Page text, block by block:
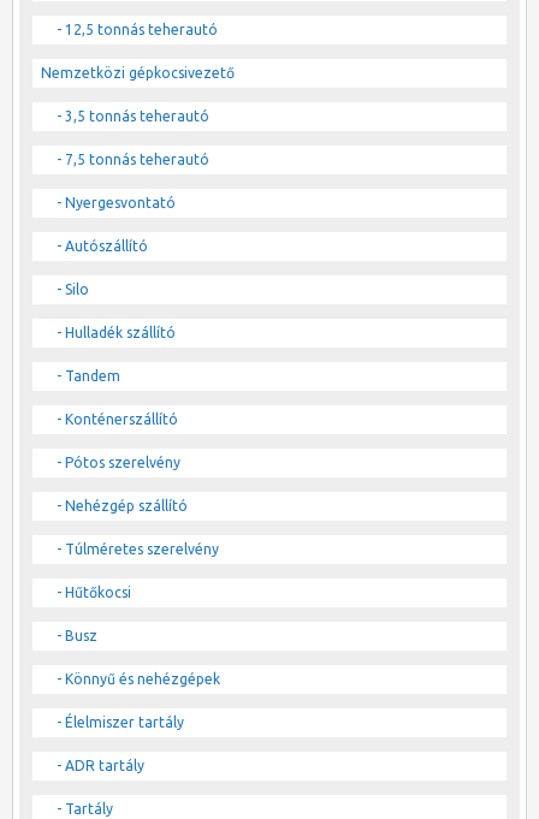
- 12,5 tonnás teherautó
Nemzetközi gépkocsivezető
- 3,5 tonnás teherautó
- 7,5 tonnás teherautó
- Nyergesvontató
- Autószállító
- Silo
- Hulladék szállító
- Tandem
- Konténerszállító
- Pótos szerelvény
- Nehézgép szállító
- Túlméretes szerelvény
- Hűtőkocsi
- Busz
- Könnyű és nehézgépek
- Élelmiszer tartály
- ADR tartály
- Tartály